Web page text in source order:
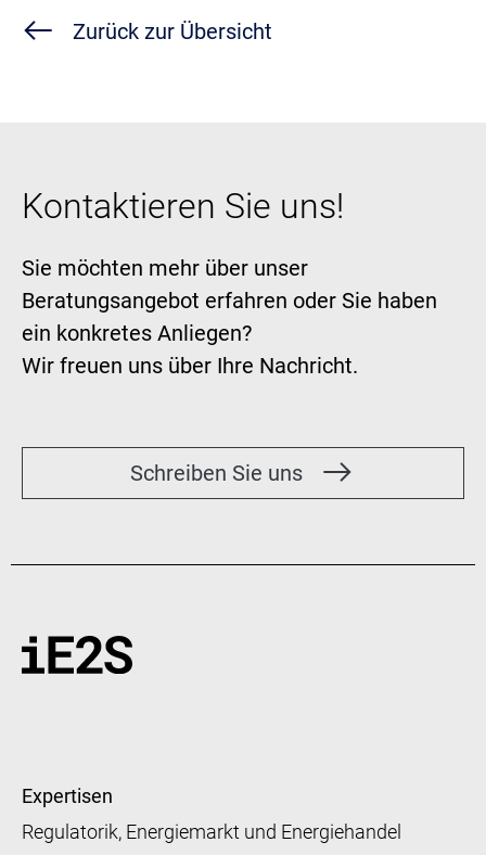
Zurück zur Übersicht
Kontaktieren Sie uns!
Sie möchten mehr über unser
Beratungsangebot erfahren oder Sie haben
ein konkretes Anliegen?
Wir freuen uns über Ihre Nachricht.
Schreiben Sie uns
Expertisen
Regulatorik, Energiemarkt und Energiehandel